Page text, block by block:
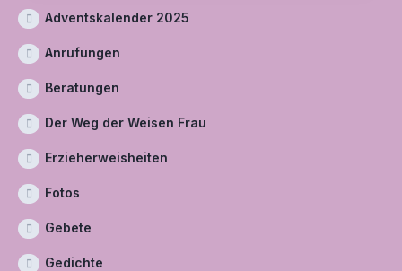
Adventskalender 2025
Anrufungen
Beratungen
Der Weg der Weisen Frau
Erzieherweisheiten
Fotos
Gebete
Gedichte